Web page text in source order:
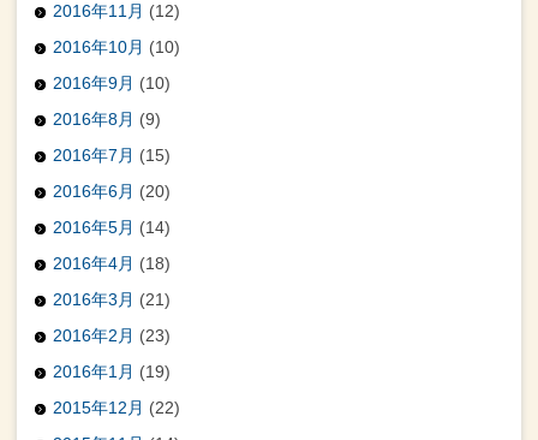
2016年11月 (12)
2016年10月 (10)
2016年9月 (10)
2016年8月 (9)
2016年7月 (15)
2016年6月 (20)
2016年5月 (14)
2016年4月 (18)
2016年3月 (21)
2016年2月 (23)
2016年1月 (19)
2015年12月 (22)